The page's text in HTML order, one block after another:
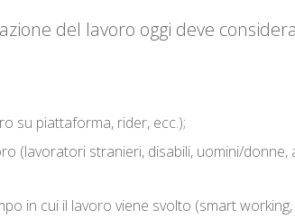
del lavoro oggi deve
su piattaforma, rider, ecc.);
(lavoratori stranieri, disabili, uomini/donne,
in cui il lavoro viene svolto (smart